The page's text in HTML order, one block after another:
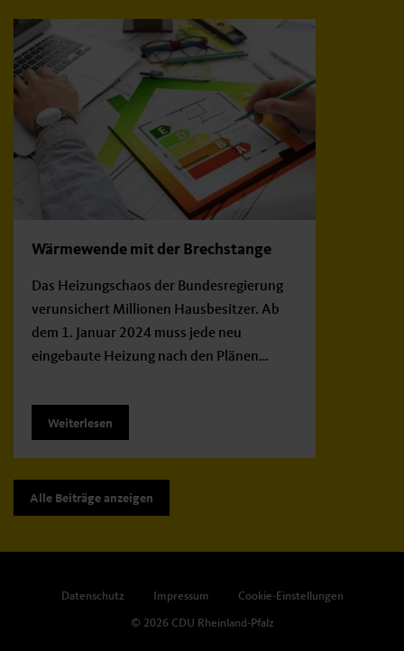
Wärmewende mit der Brechstange
Das Heizungschaos der Bundesregierung
verunsichert Millionen Hausbesitzer. Ab
dem 1. Januar 2024 muss jede neu
eingebaute Heizung nach den Plänen…
Weiterlesen
Alle Beiträge anzeigen
Datenschutz Impressum Cookie-Einstellungen
© 2026 CDU Rheinland-Pfalz